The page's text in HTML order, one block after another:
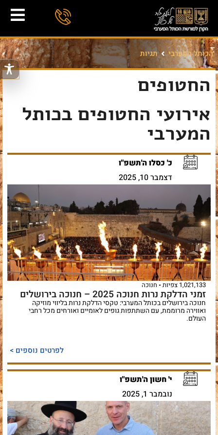
הכותל המערבי תגיות
החטופים
אירועי החטופים בכותל
המערבי
כ' כסלו ה'תשפ"ו
דצמבר 10, 2025
1,021,133 צפיות חנוכה
זמני הדלקת נרות חנוכה 2025 – חנוכה בירושלים
חנוכה בירושלים בכותל המערבי: טקסי הדלקת נרות בליווי מוזיקה
ואווירה מרוממת, עם השתתפות גופים לאומיים ואורחים מכל רחבי
העולם.
לפרטים נוספים >
י' חשון ה'תשפ"ו
נובמבר 1, 2025